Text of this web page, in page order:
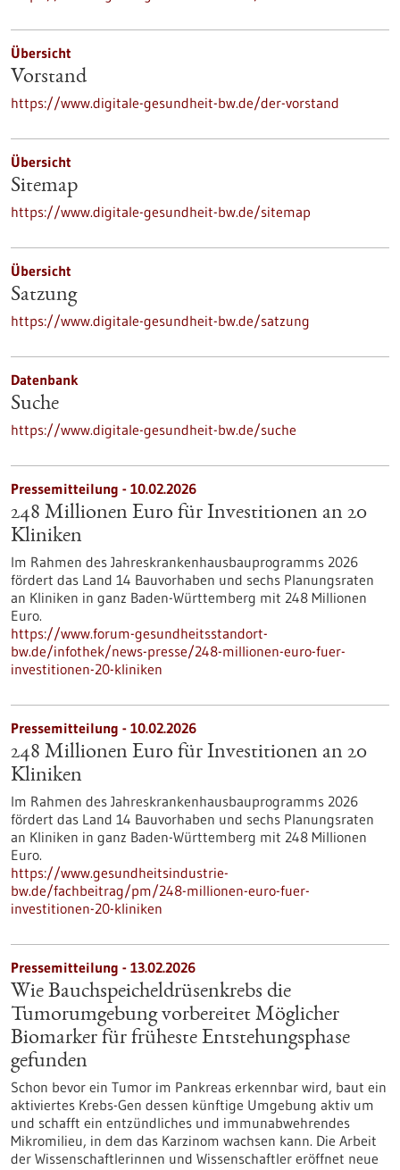
Übersicht
Vorstand
https://www.digitale-gesundheit-bw.de/der-vorstand
Übersicht
Sitemap
https://www.digitale-gesundheit-bw.de/sitemap
Übersicht
Satzung
https://www.digitale-gesundheit-bw.de/satzung
Datenbank
Suche
https://www.digitale-gesundheit-bw.de/suche
Pressemitteilung - 10.02.2026
248 Millionen Euro für Investitionen an 20
Kliniken
Im Rahmen des Jahreskrankenhausbauprogramms 2026
fördert das Land 14 Bauvorhaben und sechs Planungsraten
an Kliniken in ganz Baden-Württemberg mit 248 Millionen
Euro.
https://www.forum-gesundheitsstandort-
bw.de/infothek/news-presse/248-millionen-euro-fuer-
investitionen-20-kliniken
Pressemitteilung - 10.02.2026
248 Millionen Euro für Investitionen an 20
Kliniken
Im Rahmen des Jahreskrankenhausbauprogramms 2026
fördert das Land 14 Bauvorhaben und sechs Planungsraten
an Kliniken in ganz Baden-Württemberg mit 248 Millionen
Euro.
https://www.gesundheitsindustrie-
bw.de/fachbeitrag/pm/248-millionen-euro-fuer-
investitionen-20-kliniken
Pressemitteilung - 13.02.2026
Wie Bauchspeicheldrüsenkrebs die
Tumorumgebung vorbereitet Möglicher
Biomarker für früheste Entstehungsphase
gefunden
Schon bevor ein Tumor im Pankreas erkennbar wird, baut ein
aktiviertes Krebs-Gen dessen künftige Umgebung aktiv um
und schafft ein entzündliches und immunabwehrendes
Mikromilieu, in dem das Karzinom wachsen kann. Die Arbeit
der Wissenschaftlerinnen und Wissenschaftler eröffnet neue